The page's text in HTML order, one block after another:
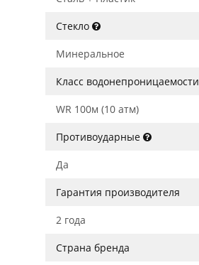
Стекло
Минеральное
Класс водонепроницаемости
WR 100м (10 атм)
Противоударные
Да
Гарантия производителя
2 года
Страна бренда